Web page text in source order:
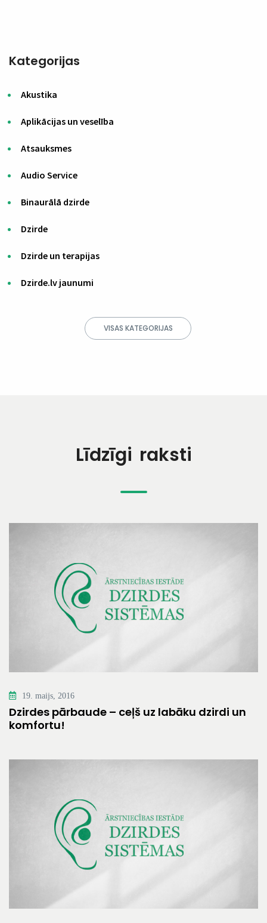
Kategorijas
Akustika
Aplikācijas un veselība
Atsauksmes
Audio Service
Binaurālā dzirde
Dzirde
Dzirde un terapijas
Dzirde.lv jaunumi
VISAS KATEGORIJAS
Līdzīgi raksti
19. maijs, 2016
Dzirdes pārbaude – ceļš uz labāku dzirdi un
komfortu!